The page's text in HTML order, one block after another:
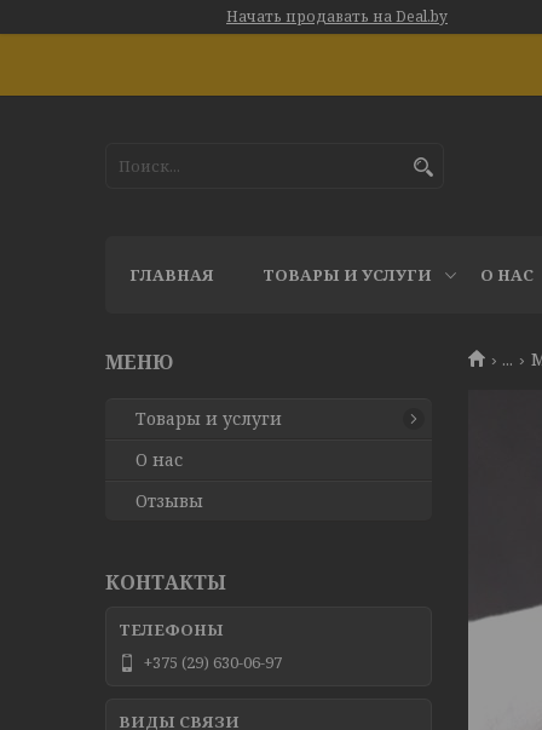
Начать продавать на Deal.by
ГЛАВНАЯ ТОВАРЫ И УСЛУГИ О НАС
...
Товары и услуги
О нас
Отзывы
КОНТАКТЫ
+375 (29) 630-06-97